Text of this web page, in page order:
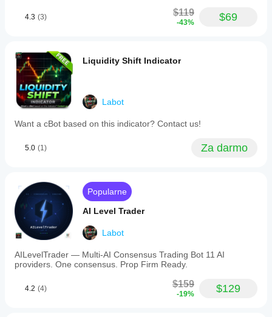
4.3 (3) $119
-43% $69
Liquidity Shift Indicator
Labot
Want a cBot based on this indicator? Contact us!
5.0 (1) Za darmo
Popularne
AI Level Trader
Labot
AILevelTrader — Multi-AI Consensus Trading Bot 11 AI
providers. One consensus. Prop Firm Ready.
4.2 (4) $159
-19% $129